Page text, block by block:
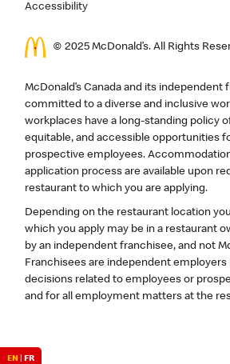
Accessibility
© 2025 McDonald’s. All Rights
McDonald’s Canada and its independent
committed to a diverse and inclusive
workplaces have a long-standing policy
equitable, and accessible opportunities
prospective employees.
application process are available upon
restaurant to which you are applying.
Depending on the restaurant location
which you apply may be in a restaurant
by an independent franchisee, and not
Franchisees are independent
decisions related to employees or
and for all employment matters at the
EN| FR